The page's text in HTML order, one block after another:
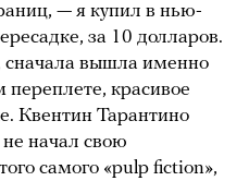
— я купил в нью-
за 10 долларов.
вышла именно
красивое
Квентин Тарантино
начал свою
самого «pulp fiction»,